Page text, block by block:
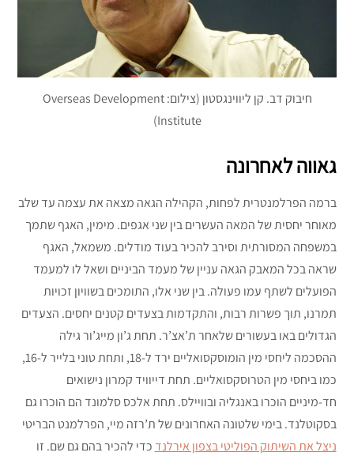
חיבוק דב. קן ליווינגסטון (צילום: Overseas Development
Institute)
גאווה לאחרונה
ברמה הפרלמנטרית לפחות, הקהילה הגאה מצאה את עצמה עד שלב
מאוחר יחסית של המאה העשרים בין שני אגפים. מימין, האגף שתמך
במשפחה המסורתית וסירב להכיר בעוד מודלים. משמאל, האגף
שראה בכל המאבק הגאה עניין של מעמד הביניים ושאל לו למעמד
הפועלים לשתף עמו פעולה. בין שני אלו, התומכים בשוויון זכויות
תמרנו, תוך פשרות רבות, והתקדמות בצעדים קטנים יחסים. הצעדים
הגדולים באו בעשורים שלאחר ת’אצ’ר. תחת ג’ון מייג’ור גילה
ההסכמה ליחסי מין הומוסקסואליים ירד ל-18, ותחת טוני בלייר ל-16,
כמו ביחסי מין הטרוסקסואליים. תחת דייוויד קמרון נישואים
חד-מיניים הוכרו באנגליה ובוויילס. תחת אלכס סלמונד הם הוכרו גם
בסקוטלנד. בימי שלטונה האחרונים של ת’רזה מיי, הפרלמנט הבריטי
ניצל את השיתוק הפוליטי בצפון אירלנד כדי להכיר בהם גם שם. זו